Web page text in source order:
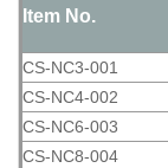
Item No.
CS-NC3-001
CS-NC4-002
CS-NC6-003
CS-NC8-004